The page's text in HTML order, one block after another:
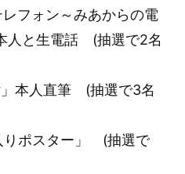
フォン～みあからの電
人と生電話 (抽選で2名
本人直筆 (抽選で3名
りポスター」 (抽選で